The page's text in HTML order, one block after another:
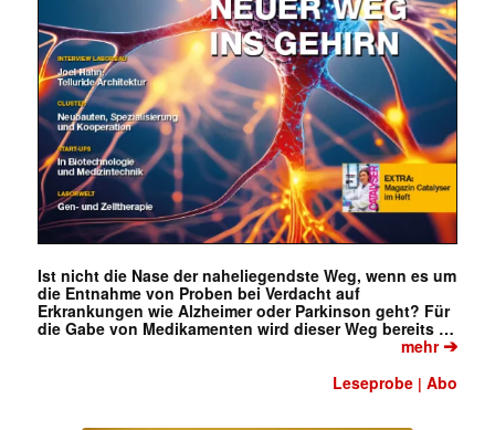
Ist nicht die Nase der naheliegendste Weg, wenn es um
die Entnahme von Proben bei Verdacht auf
Erkrankungen wie Alzheimer oder Parkinson geht? Für
die Gabe von Medikamenten wird dieser Weg bereits …
mehr➔
Leseprobe |Abo